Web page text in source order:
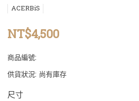
ACERBiS
NT$4,500
商品編號:
供貨狀況: 尚有庫存
尺寸